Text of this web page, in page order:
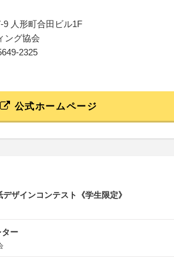
人形町合田ビル1F
ング協会
2325
公式ホームページ
ザインコンテスト《学生限定》
ー